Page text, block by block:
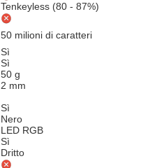
Tenkeyless (80 - 87%)
50 milioni di caratteri
Sì
Sì
50 g
2 mm
Sì
Nero
LED RGB
Sì
Dritto